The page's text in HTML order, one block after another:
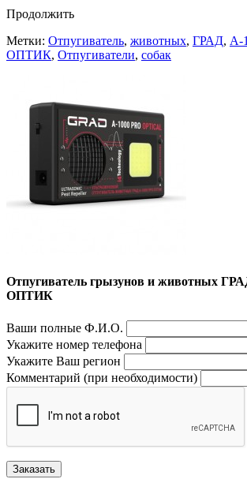
Продолжить
Метки: Отпугиватель, животных, ГРАД, А-
ОПТИК, Отпугиватели, собак
Отпугиватель грызунов и животных
ОПТИК
Ваши полные Ф.И.О.
Укажите номер телефона
Укажите Ваш регион
Комментарий (при необходимости)
Заказать